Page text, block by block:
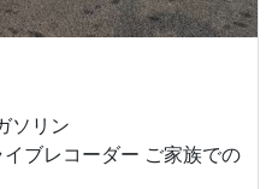
ソリン
ブレコーダー ご家族での